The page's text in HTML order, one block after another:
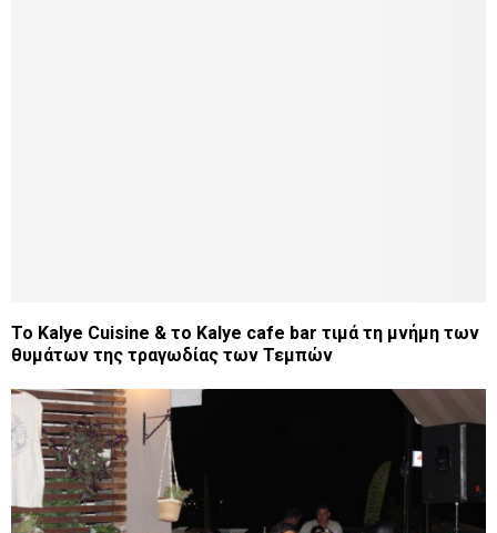
Το Kalye Cuisine & το Kalye cafe bar τιμά τη μνήμη των
θυμάτων της τραγωδίας των Τεμπών